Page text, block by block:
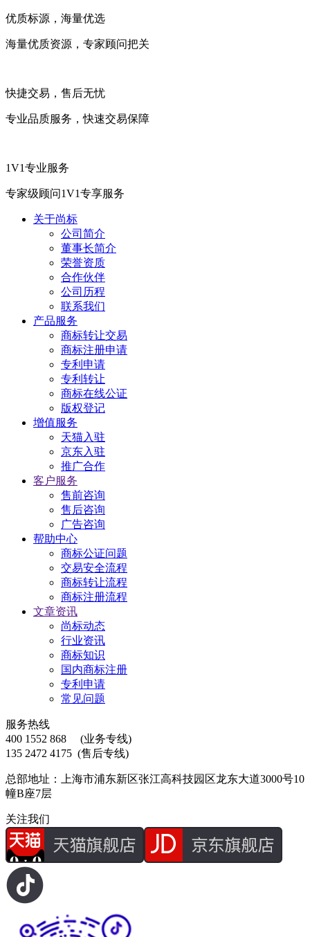
优质标源，海量优选
海量优质资源，专家顾问把关
快捷交易，售后无忧
专业品质服务，快速交易保障
1V1专业服务
专家级顾问1V1专享服务
关于尚标
公司简介
董事长简介
荣誉资质
合作伙伴
公司历程
联系我们
产品服务
商标转让交易
商标注册申请
专利申请
专利转让
商标在线公证
版权登记
增值服务
天猫入驻
京东入驻
推广合作
客户服务
售前咨询
售后咨询
广告咨询
帮助中心
商标公证问题
交易安全流程
商标转让流程
商标注册流程
文章资讯
尚标动态
行业资讯
商标知识
国内商标注册
专利申请
常见问题
服务热线
400 1552 868
(业务专线)
135 2472 4175 (售后专线)
总部地址：上海市浦东新区张江高科技园区龙东大道3000号10
幢B座7层
关注我们